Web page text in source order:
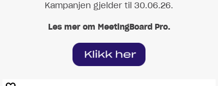
Kampanjen gjelder til 30.06.26.
Les mer om MeetingBoard Pro.